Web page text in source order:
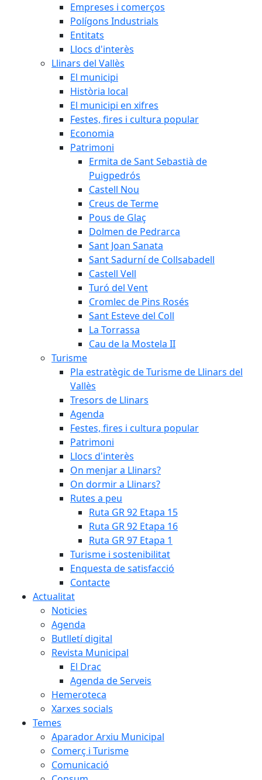
Empreses i comerços
Polígons Industrials
Entitats
Llocs d'interès
Llinars del Vallès
El municipi
Història local
El municipi en xifres
Festes, fires i cultura popular
Economia
Patrimoni
Ermita de Sant Sebastià de
Puigpedrós
Castell Nou
Creus de Terme
Pous de Glaç
Dolmen de Pedrarca
Sant Joan Sanata
Sant Sadurní de Collsabadell
Castell Vell
Turó del Vent
Cromlec de Pins Rosés
Sant Esteve del Coll
La Torrassa
Cau de la Mostela II
Turisme
Pla estratègic de Turisme de Llinars del
Vallès
Tresors de Llinars
Agenda
Festes, fires i cultura popular
Patrimoni
Llocs d'interès
On menjar a Llinars?
On dormir a Llinars?
Rutes a peu
Ruta GR 92 Etapa 15
Ruta GR 92 Etapa 16
Ruta GR 97 Etapa 1
Turisme i sostenibilitat
Enquesta de satisfacció
Contacte
Actualitat
Noticies
Agenda
Butlletí digital
Revista Municipal
El Drac
Agenda de Serveis
Hemeroteca
Xarxes socials
Temes
Aparador Arxiu Municipal
Comerç i Turisme
Comunicació